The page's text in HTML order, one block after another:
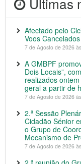
Afectado pelo
Voos Cancelados
7 de Agosto de 2026
A GMBPF
Dois Locais”,
realizados
geral a partir de
7 de Agosto de 2026
2.ª Sessão
Cidadão Sénior
o Grupo de
Mecanismo de
7 de Agosto de 2026